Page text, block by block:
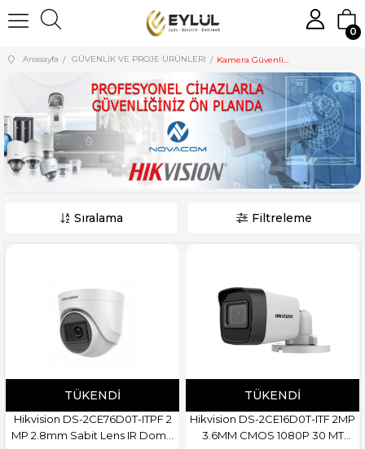
0
Anasayfa GÜVENLİK VE PROJE ÜRÜNLERİ
Filtreleme
Sıralama
TÜKENDI
Hikvision DS-2CE76D0T-ITPF 2
MP 2.8mm Sabit Lens IR Dome
TÜKENDI
Hikvision DS-2CE16D0T-ITF 2MP
3.6MM CMOS 1080P 30 MT